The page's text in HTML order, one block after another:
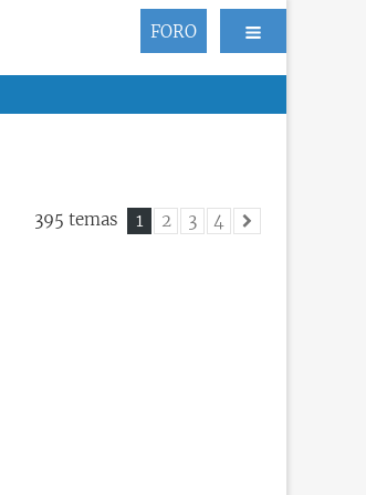
FORO
395 temas 1 2 3
4
Siguiente